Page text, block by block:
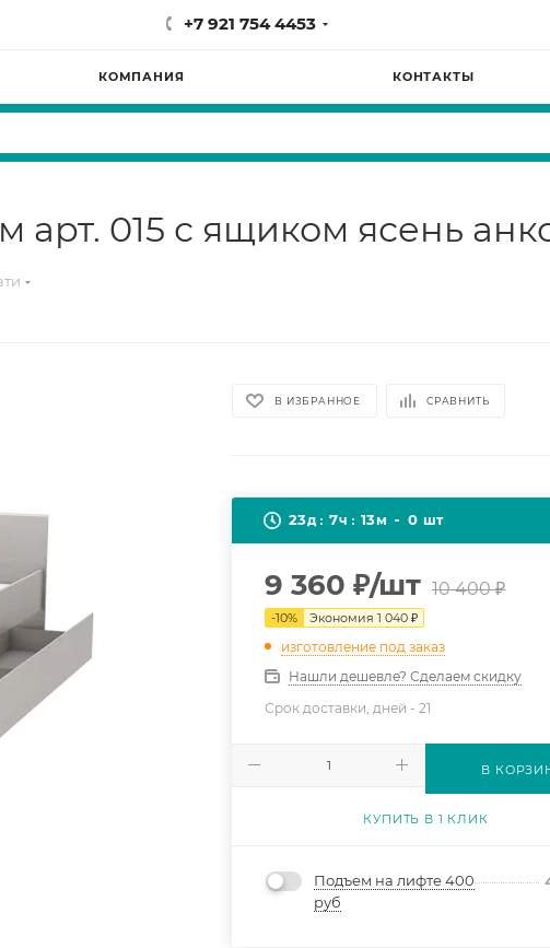
+7 921 754 4453
КОМПАНИЯ КОНТАКТЫ
арт. 015 с ящиком ясень
В ИЗБРАННОЕ СРАВНИТЬ
23д 7ч 13м 0 шт
9 360 ₽/шт 10 400₽
-10% Экономия1 040 ₽
изготовление под заказ
Нашли дешевле? Сделаем скидку
Срок доставки, дней -21
В
КУПИТЬ В 1 КЛИК
Подъем на лифте 400
руб